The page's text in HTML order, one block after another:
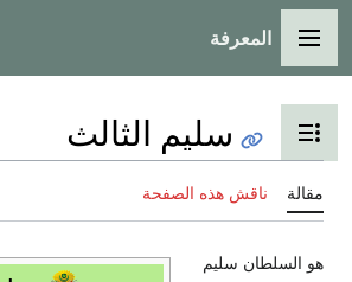
القائمة الرئيسية
المعرفة
تبديل عرض جدول المحتويات
سليم الثالث
مقالة ناقش هذه الصفحة
هو السلطان سليم